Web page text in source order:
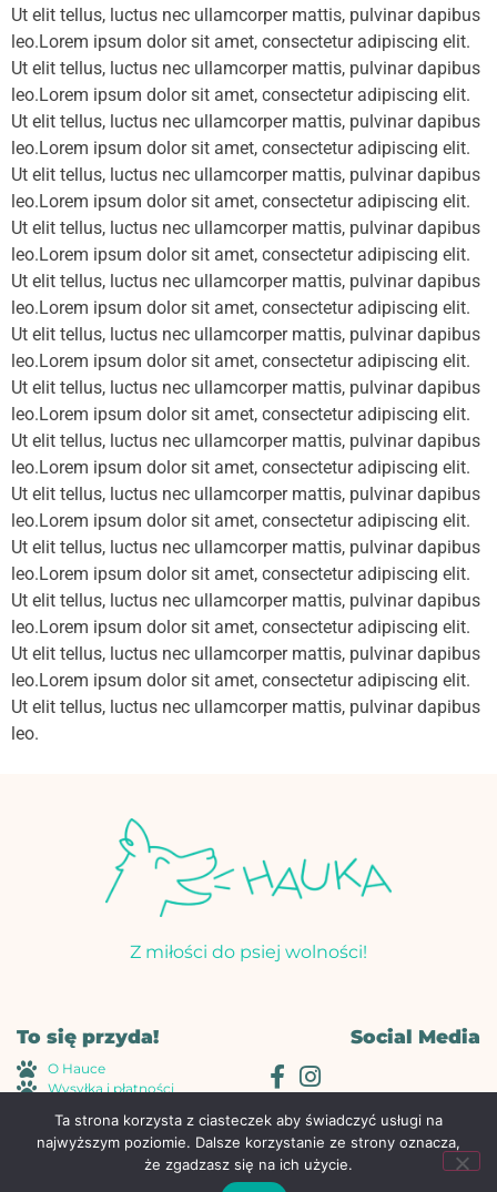
Ut elit tellus, luctus nec ullamcorper mattis, pulvinar dapibus
leo.Lorem ipsum dolor sit amet, consectetur adipiscing elit.
Ut elit tellus, luctus nec ullamcorper mattis, pulvinar dapibus
leo.Lorem ipsum dolor sit amet, consectetur adipiscing elit.
Ut elit tellus, luctus nec ullamcorper mattis, pulvinar dapibus
leo.Lorem ipsum dolor sit amet, consectetur adipiscing elit.
Ut elit tellus, luctus nec ullamcorper mattis, pulvinar dapibus
leo.Lorem ipsum dolor sit amet, consectetur adipiscing elit.
Ut elit tellus, luctus nec ullamcorper mattis, pulvinar dapibus
leo.Lorem ipsum dolor sit amet, consectetur adipiscing elit.
Ut elit tellus, luctus nec ullamcorper mattis, pulvinar dapibus
leo.Lorem ipsum dolor sit amet, consectetur adipiscing elit.
Ut elit tellus, luctus nec ullamcorper mattis, pulvinar dapibus
leo.Lorem ipsum dolor sit amet, consectetur adipiscing elit.
Ut elit tellus, luctus nec ullamcorper mattis, pulvinar dapibus
leo.Lorem ipsum dolor sit amet, consectetur adipiscing elit.
Ut elit tellus, luctus nec ullamcorper mattis, pulvinar dapibus
leo.Lorem ipsum dolor sit amet, consectetur adipiscing elit.
Ut elit tellus, luctus nec ullamcorper mattis, pulvinar dapibus
leo.Lorem ipsum dolor sit amet, consectetur adipiscing elit.
Ut elit tellus, luctus nec ullamcorper mattis, pulvinar dapibus
leo.Lorem ipsum dolor sit amet, consectetur adipiscing elit.
Ut elit tellus, luctus nec ullamcorper mattis, pulvinar dapibus
leo.Lorem ipsum dolor sit amet, consectetur adipiscing elit.
Ut elit tellus, luctus nec ullamcorper mattis, pulvinar dapibus
leo.Lorem ipsum dolor sit amet, consectetur adipiscing elit.
Ut elit tellus, luctus nec ullamcorper mattis, pulvinar dapibus
leo.
Z miłości do psiej wolności!
To się przyda!
O Hauce
Wysyłka i płatności
Polityka Prywatności
Kontakt
Social Media
Ta strona korzysta z ciasteczek aby świadczyć usługi na
najwyższym poziomie. Dalsze korzystanie ze strony oznacza,
że zgadzasz się na ich użycie.